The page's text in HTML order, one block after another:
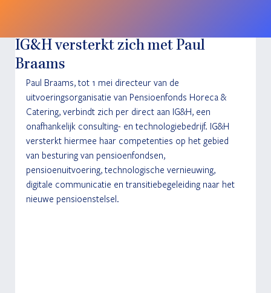
IG&H versterkt zich met Paul
Braams
Paul Braams, tot 1 mei directeur van de
uitvoeringsorganisatie van Pensioenfonds Horeca &
Catering, verbindt zich per direct aan IG&H, een
onafhankelijk consulting- en technologiebedrijf. IG&H
versterkt hiermee haar competenties op het gebied
van besturing van pensioenfondsen,
pensioenuitvoering, technologische vernieuwing,
digitale communicatie en transitiebegeleiding naar het
nieuwe pensioenstelsel.